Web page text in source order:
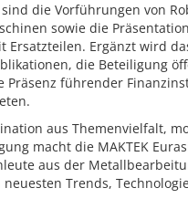
die Vorführungen von
sowie die
Ersatzteilen. Ergänzt wird
die Beteiligung
Präsenz führender
aus Themenvielfalt,
macht die MAKTEK
aus der
Trends,